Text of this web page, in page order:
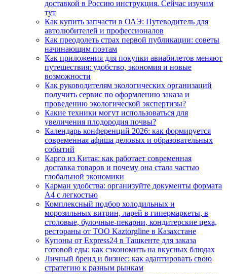
доставкой в Россию инструкция. Сейчас изучим
тут
Как купить запчасти в ОАЭ: Путеводитель для
автолюбителей и профессионалов
Как преодолеть страх первой публикации: советы
начинающим поэтам
Как приложения для покупки авиабилетов меняют
путешествия: удобство, экономия и новые
возможности
Как руководителям экологических организаций
получить сервис по оформлению заказа и
проведению экологической экспертизы?
Какие техники могут использоваться для
увеличения плодородия почвы?
Календарь конференций 2026: как формируется
современная афиша деловых и образовательных
событий
Карго из Китая: как работает современная
доставка товаров и почему она стала частью
глобальной экономики
Карман удобства: организуйте документы формата
А4 с легкостью
Комплексный подбор холодильных и
морозильных витрин, ларей в гипермаркеты, в
столовые, булочные-пекарни, кондитерские цеха,
рестораны от ТОО Kaztorgline в Казахстане
Купоны от Express24 в Ташкенте для заказа
готовой еды: как сэкономить на вкусных блюдах
Личный бренд и бизнес: как адаптировать свою
стратегию к разным рынкам